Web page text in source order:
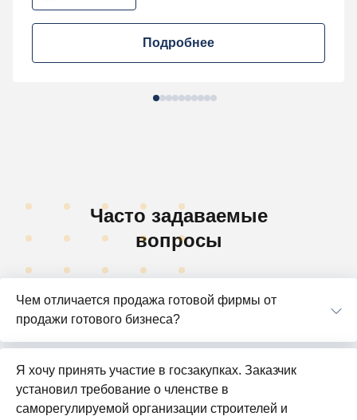
Подробнее
Часто задаваемые
вопросы
Чем отличается продажа готовой фирмы от
продажи готового бизнеса?
Я хочу принять участие в госзакупках. Заказчик
установил требование о членстве в
саморегулируемой организации строителей и